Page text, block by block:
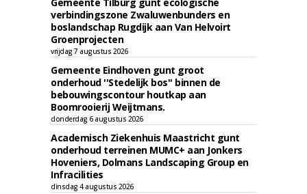
verbindingszone Zwaluwenbunders en
boslandschap Rugdijk aan Van Helvoirt
Groenprojecten
vrijdag 7 augustus 2026
Gemeente Eindhoven gunt groot
onderhoud ''Stedelijk bos'' binnen de
bebouwingscontour houtkap aan
Boomrooierij Weijtmans.
donderdag 6 augustus 2026
Academisch Ziekenhuis Maastricht gunt
onderhoud terreinen MUMC+ aan Jonkers
Hoveniers, Dolmans Landscaping Group en
Infracilities
dinsdag 4 augustus 2026